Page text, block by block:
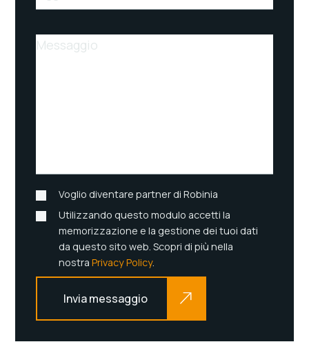
Messaggio
Voglio diventare partner di Robinia
Utilizzando questo modulo accetti la
memorizzazione e la gestione dei tuoi dati
da questo sito web. Scopri di più nella
nostra Privacy Policy.
Invia messaggio